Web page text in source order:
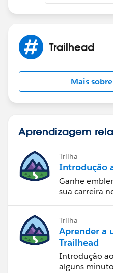
Trailhead
Mais
Aprendizagem
Trilha
Introdução
Ganhe
sua carreira
Trilha
Aprender a
Trailhead
Introdução
alguns